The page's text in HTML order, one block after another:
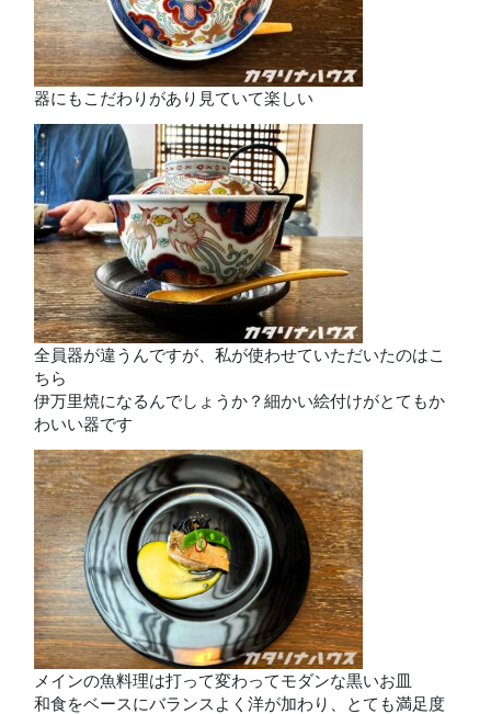
器にもこだわりがあり見ていて楽しい
全員器が違うんですが、私が使わせていただいたのはこ
ちら
伊万里焼になるんでしょうか？細かい絵付けがとてもか
わいい器です
メインの魚料理は打って変わってモダンな黒いお皿
和食をベースにバランスよく洋が加わり、とても満足度